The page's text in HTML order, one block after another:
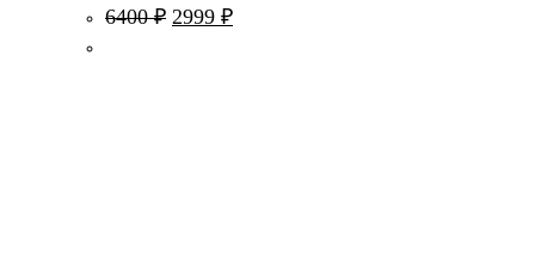
6400₽ Первоначальная
2999 ₽Текущая